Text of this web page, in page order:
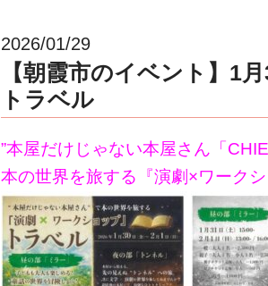
2026/01/29
【朝霞市のイベント】1
トラベル
”本屋だけじゃない本屋さん「
本の世界を旅する 『演劇×ワーク